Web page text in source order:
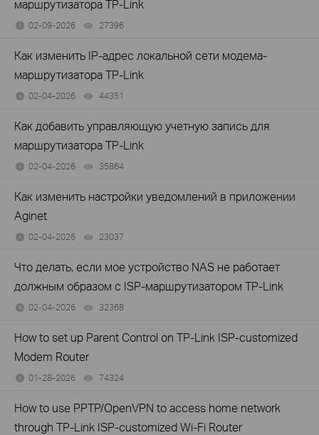
маршрутизатора TP-Link
02-09-2026 27396
Как изменить IP-адрес локальной сети модема-
маршрутизатора TP-Link
02-04-2026 44351
Как добавить управляющую учетную запись для
маршрутизатора TP-Link
02-04-2026 35864
Как изменить настройки уведомлений в приложении
Aginet
02-04-2026 23037
Что делать, если мое устройство NAS не работает
должным образом с ISP-маршрутизатором TP-Link
02-04-2026 32368
How to set up Parent Control on TP-Link ISP-customized
Modem Router
01-28-2026 74324
How to use PPTP/OpenVPN to access home network
through TP-Link ISP-customized Wi-Fi Router